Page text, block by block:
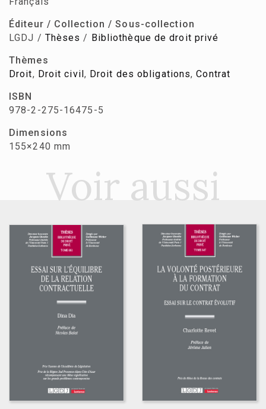
Éditeur / Collection / Sous-collection
LGDJ / Thèses / Bibliothèque de droit privé
Thèmes
Droit, Droit civil, Droit des obligations,Contrat
ISBN
978-2-275-16475-5
Dimensions
155×240 mm
Voir aussi